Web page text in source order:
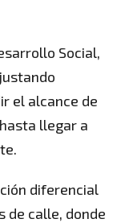
Social,
el alcance de
llegar a
diferencial
de calle, donde